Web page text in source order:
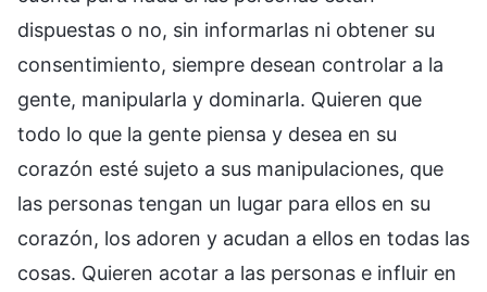
dispuestas o no, sin informarlas ni obtener su
consentimiento, siempre desean controlar a la
gente, manipularla y dominarla. Quieren que
todo lo que la gente piensa y desea en su
corazón esté sujeto a sus manipulaciones, que
las personas tengan un lugar para ellos en su
corazón, los adoren y acudan a ellos en todas las
cosas. Quieren acotar a las personas e influir en